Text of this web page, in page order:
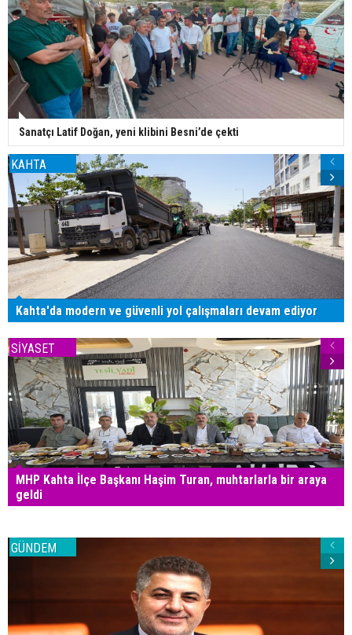
Sanatçı Latif Doğan, yeni klibini Besni’de çekti
KAHTA
Kahta'da modern ve güvenli yol çalışmaları devam ediyor
SİYASET
MHP Kahta İlçe Başkanı Haşim Turan, muhtarlarla bir araya
geldi
GÜNDEM